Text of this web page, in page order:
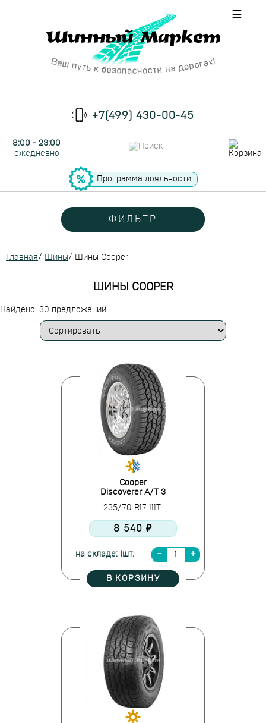
☰
+7(499) 430-00-45
8:00 - 23:00
ежедневно
Программа лояльности
ФИЛЬТР
Главная/ Шины/ Шины Cooper
ШИНЫ COOPER
Найдено: 30 предложений
Cooper
Discoverer A/T 3
235/70 R17 111T
8 540 ₽
на складе: 1шт.
В КОРЗИНУ